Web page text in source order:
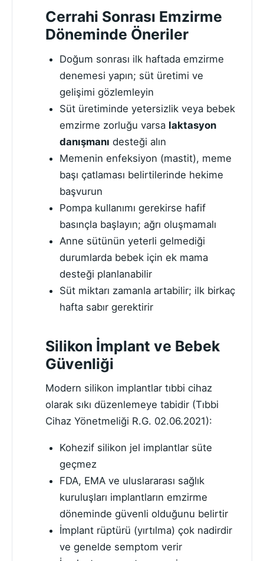
Cerrahi Sonrası Emzirme
Döneminde Öneriler
Doğum sonrası ilk haftada emzirme
denemesi yapın; süt üretimi ve
gelişimi gözlemleyin
Süt üretiminde yetersizlik veya bebek
emzirme zorluğu varsa laktasyon
danışmanı desteği alın
Memenin enfeksiyon (mastit), meme
başı çatlaması belirtilerinde hekime
başvurun
Pompa kullanımı gerekirse hafif
basınçla başlayın; ağrı oluşmamalı
Anne sütünün yeterli gelmediği
durumlarda bebek için ek mama
desteği planlanabilir
Süt miktarı zamanla artabilir; ilk birkaç
hafta sabır gerektirir
Silikon İmplant ve Bebek
Güvenliği
Modern silikon implantlar tıbbi cihaz
olarak sıkı düzenlemeye tabidir (Tıbbi
Cihaz Yönetmeliği R.G. 02.06.2021):
Kohezif silikon jel implantlar süte
geçmez
FDA, EMA ve uluslararası sağlık
kuruluşları implantların emzirme
döneminde güvenli olduğunu belirtir
İmplant rüptürü (yırtılma) çok nadirdir
ve genelde semptom verir